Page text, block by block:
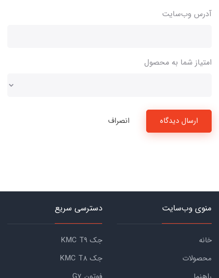
آدرس وب‌سایت
امتیاز شما به محصول
ارسال دیدگاه انصراف
منوی وب‌سایت
خانه
محصولات
دسترسی سریع
جک KMC T9
جک KMC T8